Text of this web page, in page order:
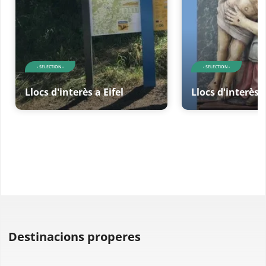
- SELECTION -
Llocs d'interès a Eifel
- SELECTION -
Llocs d'interès
Destinacions properes